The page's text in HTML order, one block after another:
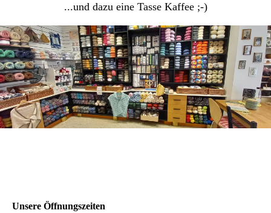
...und dazu eine Tasse Kaffee ;-)
Unsere Öffnungszeiten